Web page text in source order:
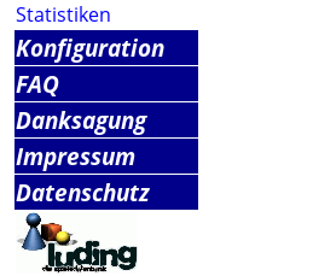
Statistiken
Konfiguration
FAQ
Danksagung
Impressum
Datenschutz